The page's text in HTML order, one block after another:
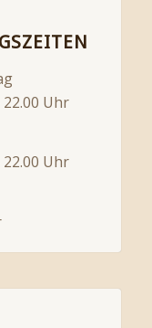
22.00 Uhr
22.00 Uhr